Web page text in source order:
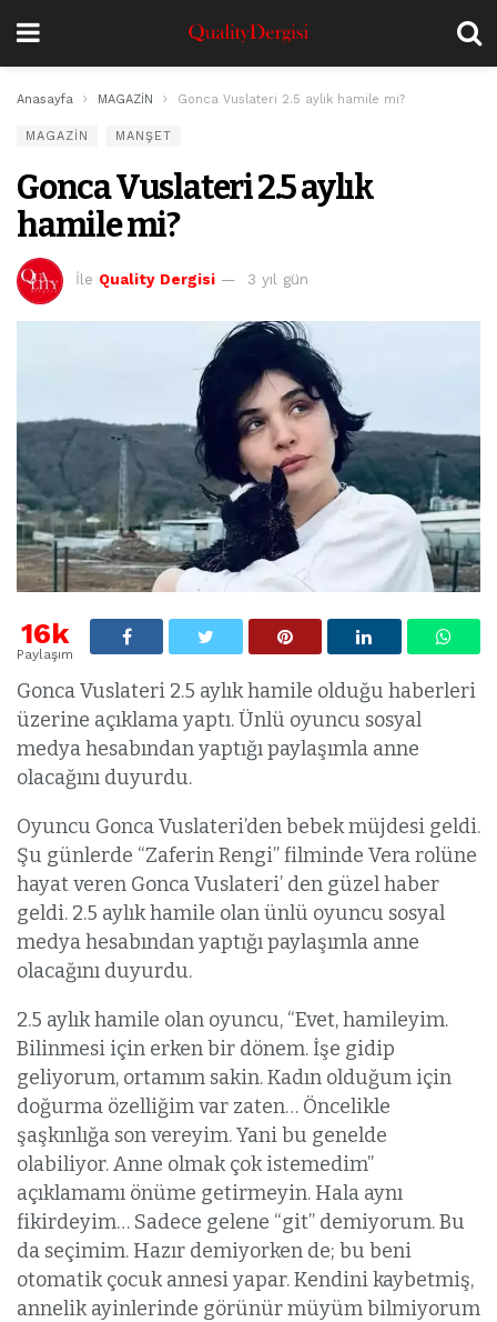
Anasayfa MAGAZİN Gonca Vuslateri 2.5 aylık hamile mi?
MAGAZİN MANŞET
Gonca Vuslateri 2.5 aylık
hamile mi?
İle Quality Dergisi 3 yıl gün
16k
Paylaşım
Gonca Vuslateri 2.5 aylık hamile olduğu haberleri
üzerine açıklama yaptı. Ünlü oyuncu sosyal
medya hesabından yaptığı paylaşımla anne
olacağını duyurdu.
Oyuncu Gonca Vuslateri’den bebek müjdesi geldi.
Şu günlerde “Zaferin Rengi” filminde Vera rolüne
hayat veren Gonca Vuslateri’ den güzel haber
geldi. 2.5 aylık hamile olan ünlü oyuncu sosyal
medya hesabından yaptığı paylaşımla anne
olacağını duyurdu.
2.5 aylık hamile olan oyuncu, “Evet, hamileyim.
Bilinmesi için erken bir dönem. İşe gidip
geliyorum, ortamım sakin. Kadın olduğum için
doğurma özelliğim var zaten… Öncelikle
şaşkınlığa son vereyim. Yani bu genelde
olabiliyor. Anne olmak çok istemedim”
açıklamamı önüme getirmeyin. Hala aynı
fikirdeyim… Sadece gelene “git” demiyorum. Bu
da seçimim. Hazır demiyorken de; bu beni
otomatik çocuk annesi yapar. Kendini kaybetmiş,
annelik ayinlerinde görünür müyüm bilmiyorum